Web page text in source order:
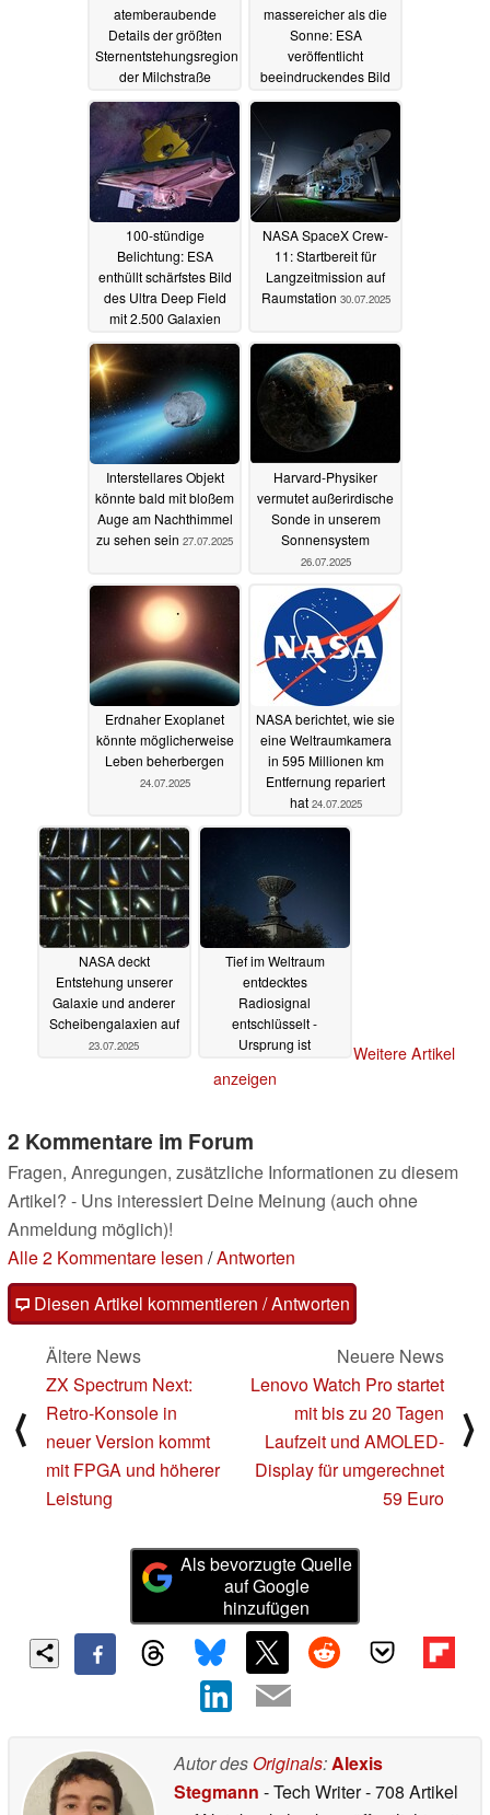
atemberaubende
Details der größten
Sternentstehungsregion
der Milchstraße
04.10.2025
massereicher als die
Sonne: ESA
veröffentlicht
beeindruckendes Bild
100-stündige
Belichtung: ESA
enthüllt schärfstes Bild
des Ultra Deep Field
mit 2.500 Galaxien
03.08.2025
NASA SpaceX Crew-
11: Startbereit für
Langzeitmission auf
Raumstation 30.07.2025
Interstellares Objekt
könnte bald mit bloßem
Auge am Nachthimmel
zu sehen sein 27.07.2025
Harvard-Physiker
vermutet außerirdische
Sonde in unserem
Sonnensystem
26.07.2025
Erdnaher Exoplanet
könnte möglicherweise
Leben beherbergen
24.07.2025
NASA berichtet, wie sie
eine Weltraumkamera
in 595 Millionen km
Entfernung repariert
hat 24.07.2025
NASA deckt
Entstehung unserer
Galaxie und anderer
Scheibengalaxien auf
23.07.2025
Tief im Weltraum
entdecktes
Radiosignal
entschlüsselt -
Ursprung ist
29.06.2025
Weitere Artikel
anzeigen
2 Kommentare im Forum
Fragen, Anregungen, zusätzliche Informationen zu diesem
Artikel? - Uns interessiert Deine Meinung (auch ohne
Anmeldung möglich)!
Alle 2 Kommentare lesen /Antworten
Diesen Artikel kommentieren / Antworten
⟨
Ältere News
ZX Spectrum Next:
Retro-Konsole in
neuer Version kommt
mit FPGA und höherer
Leistung
Neuere News
Lenovo Watch Pro startet
mit bis zu 20 Tagen
Laufzeit und AMOLED-
Display für umgerechnet
59 Euro
⟩
Als bevorzugte Quelle
auf Google
hinzufügen
Autor des Originals:Alexis
Stegmann - Tech Writer- 708 Artikel